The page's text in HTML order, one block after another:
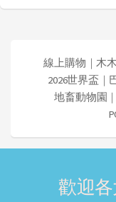
線上購物 ｜木
2026世界盃 ｜
地畜動物園 ｜
歡迎